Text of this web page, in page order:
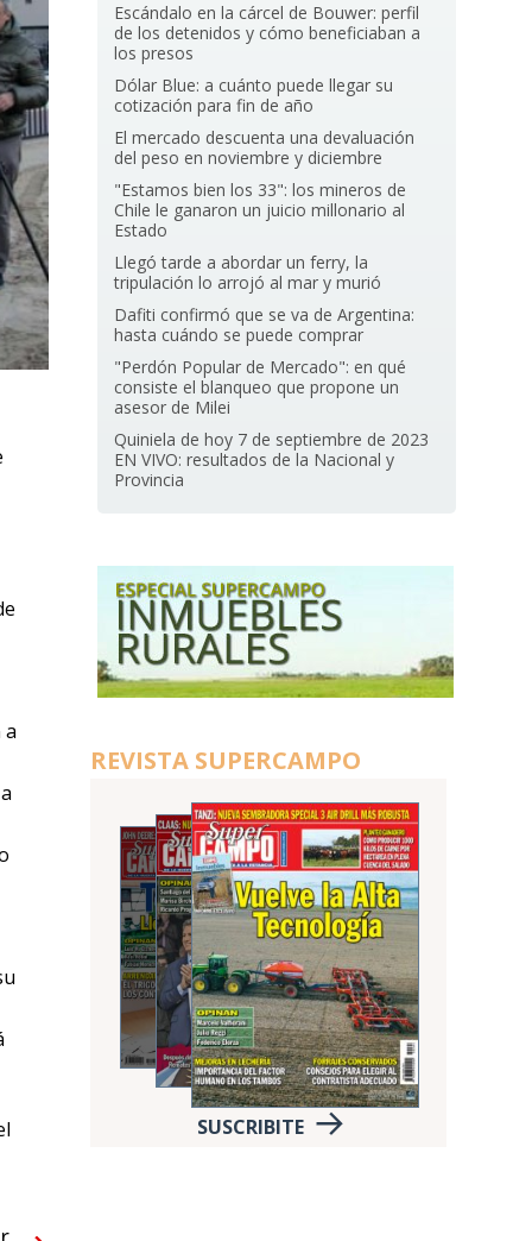
a
Escándalo en la cárcel de Bouwer: perfil
de los detenidos y cómo beneficiaban a
los presos
Dólar Blue: a cuánto puede llegar su
cotización para fin de año
El mercado descuenta una devaluación
del peso en noviembre y diciembre
"Estamos bien los 33": los mineros de
Chile le ganaron un juicio millonario al
Estado
Llegó tarde a abordar un ferry, la
tripulación lo arrojó al mar y murió
Dafiti confirmó que se va de Argentina:
hasta cuándo se puede comprar
"Perdón Popular de Mercado": en qué
consiste el blanqueo que propone un
asesor de Milei
Quiniela de hoy 7 de septiembre de 2023
EN VIVO: resultados de la Nacional y
Provincia
REVISTA SUPERCAMPO
SUSCRIBITE